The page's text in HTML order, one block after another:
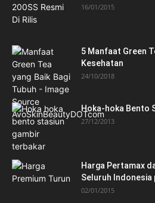
16/01/2015
5 Manfaat Green
Kesehatan
24/10/2018
Hoka-hoka Bento
27/12/2013
Harga Pertamax
Seluruh Indonesia
02/01/2015